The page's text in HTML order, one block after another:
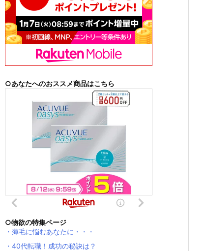
○あなたへのおススメ商品はこちら
○物欲の特集ページ
・薄毛に悩むあなたに・・・
・40代転職！成功の秘訣は？